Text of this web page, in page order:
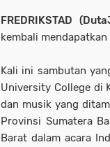
FREDRIKSTAD
kembali
Kali ini sambutan
University College di
dan musik yang
Provinsi Sumatera
Barat dalam acara